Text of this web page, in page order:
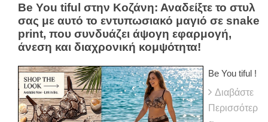
Be You tiful στην Κοζάνη: Αναδείξτε το στυλ
σας με αυτό το εντυπωσιακό μαγιό σε snake
print, που συνδυάζει άψογη εφαρμογή,
άνεση και διαχρονική κομψότητα!
Be You tiful !
Διαβάστε
Περισσότερ